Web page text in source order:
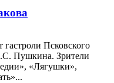
гастроли Псковского
Пушкина. Зрители
«Лягушки»,